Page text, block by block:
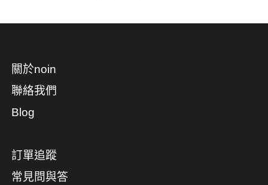
關於noin
聯絡我們
Blog
訂單追蹤
常見問與答